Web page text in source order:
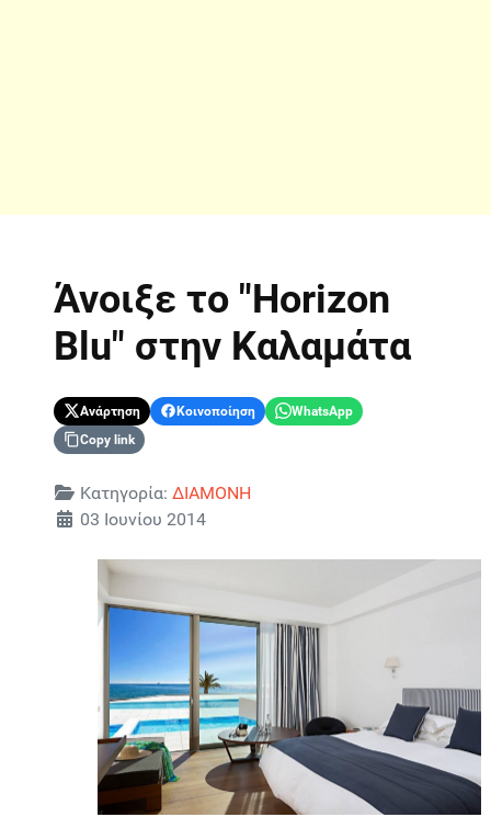
Άνοιξε το "Horizon
Blu" στην Καλαμάτα
Ανάρτηση Κοινοποίηση
WhatsApp
Copy link
Λεπτομέρειες
Κατηγορία: ΔΙΑΜΟΝΗ
03 Ιουνίου 2014